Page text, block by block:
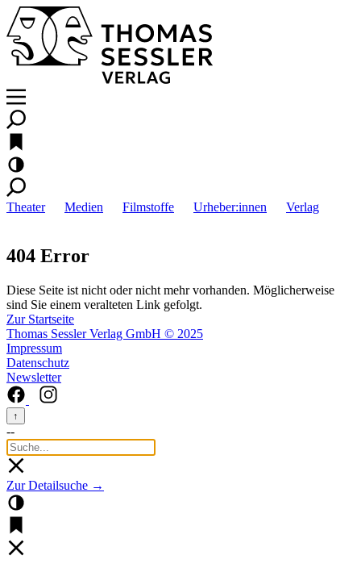
Theater Medien Filmstoffe Urheber:innen Verlag
404 Error
Diese Seite ist nicht oder nicht mehr vorhanden. Möglicherweise
sind Sie einem veralteten Link gefolgt.
Zur Startseite
Thomas Sessler Verlag GmbH © 2025
Impressum
Datenschutz
Newsletter
↑
--
Zur Detailsuche →